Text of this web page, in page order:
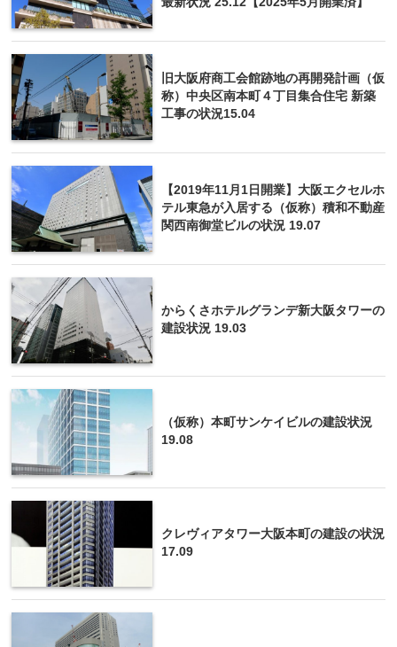
旧大阪府商工会館跡地の再開発計画（仮
称）中央区南本町４丁目集合住宅 新築
工事の状況15.04
【2019年11月1日開業】大阪エクセルホ
テル東急が入居する（仮称）積和不動産
関西南御堂ビルの状況 19.07
からくさホテルグランデ新大阪タワーの
建設状況 19.03
（仮称）本町サンケイビルの建設状況
19.08
クレヴィアタワー大阪本町の建設の状況
17.09